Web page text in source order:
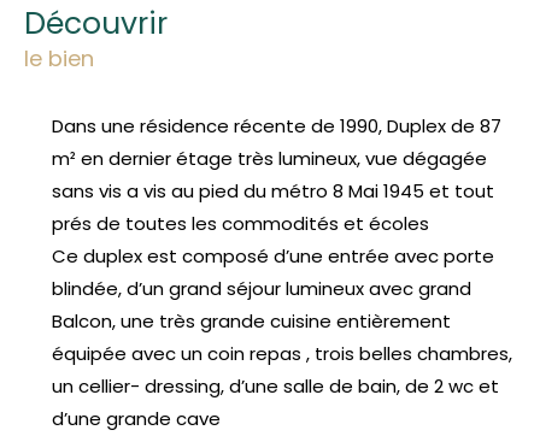
découvrir
le bien
Dans une résidence récente de 1990, Duplex de 87
m² en dernier étage très lumineux, vue dégagée
sans vis a vis au pied du métro 8 Mai 1945 et tout
prés de toutes les commodités et écoles
Ce duplex est composé d’une entrée avec porte
blindée, d’un grand séjour lumineux avec grand
Balcon, une très grande cuisine entièrement
équipée avec un coin repas , trois belles chambres,
un cellier- dressing, d’une salle de bain, de 2 wc et
d’une grande cave